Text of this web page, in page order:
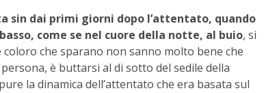
sin dai primi giorni dopo l’attentato, quando
come se nel cuore della notte, al buio, si
che sparano non sanno molto bene che
è buttarsi al di sotto del sedile della
la dinamica dell’attentato che era basata sul